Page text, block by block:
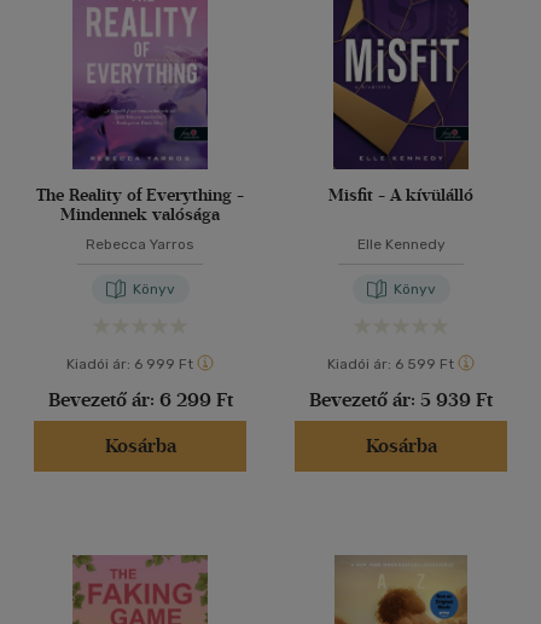
The Reality of Everything -
Mindennek valósága
Rebecca Yarros
Könyv
Kiadói ár: 6 999 Ft
Bevezető ár: 6 299 Ft
Kosárba
Misfit - A kívülálló
Elle Kennedy
Könyv
Kiadói ár: 6 599 Ft
Bevezető ár: 5 939 Ft
Kosárba